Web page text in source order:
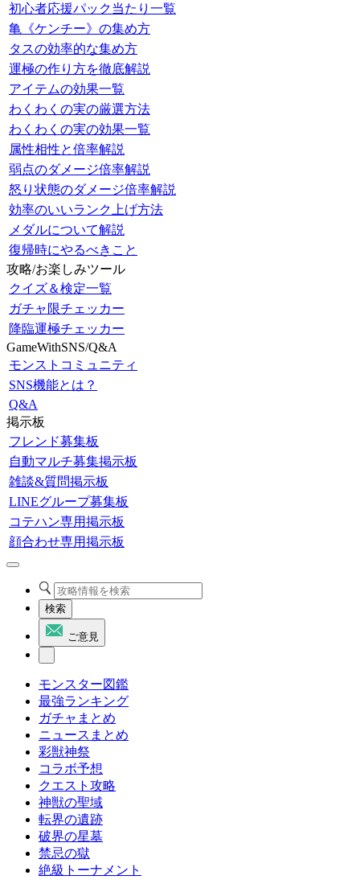
初心者応援パック当たり一覧
亀《ケンチー》の集め方
タスの効率的な集め方
運極の作り方を徹底解説
アイテムの効果一覧
わくわくの実の厳選方法
わくわくの実の効果一覧
属性相性と倍率解説
弱点のダメージ倍率解説
怒り状態のダメージ倍率解説
効率のいいランク上げ方法
メダルについて解説
復帰時にやるべきこと
攻略/お楽しみツール
クイズ＆検定一覧
ガチャ限チェッカー
降臨運極チェッカー
GameWithSNS/Q&A
モンストコミュニティ
SNS機能とは？
Q&A
掲示板
フレンド募集板
自動マルチ募集掲示板
雑談&質問掲示板
LINEグループ募集板
コテハン専用掲示板
顔合わせ専用掲示板
検索
ご意見
モンスター図鑑
最強ランキング
ガチャまとめ
ニュースまとめ
彩獣神祭
コラボ予想
クエスト攻略
神獣の聖域
転界の遺跡
破界の星墓
禁忌の獄
絶級トーナメント